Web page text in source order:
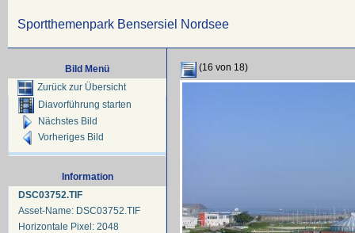
Sportthemenpark Bensersiel Nordsee
Bild Menü
Zurück zur Übersicht
Diavorführung starten
Nächstes Bild
Vorheriges Bild
Information
DSC03752.TIF
Asset-Name: DSC03752.TIF
Horizontale Pixel: 2048
(16 von 18)